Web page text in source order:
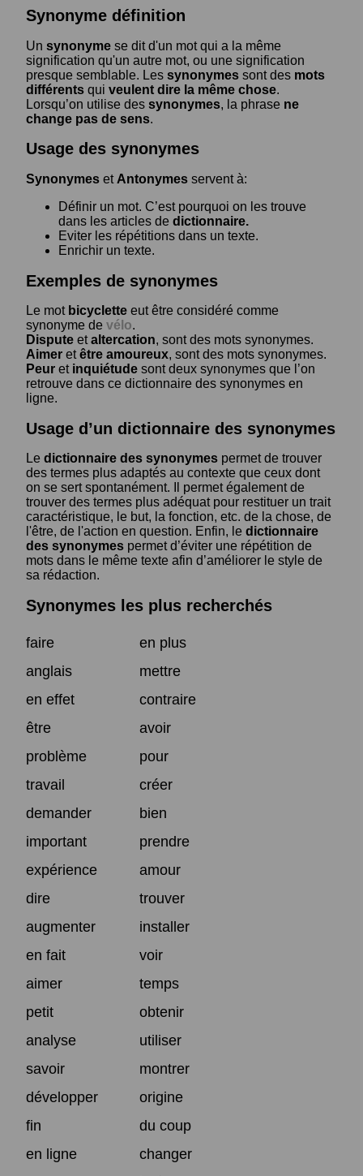
Synonyme définition
Un synonyme se dit d'un mot qui a la même
signification qu'un autre mot, ou une signification
presque semblable. Les synonymes sont des mots
différents qui veulent dire la même chose.
Lorsqu’on utilise des synonymes, la phrase ne
change pas de sens.
Usage des synonymes
Synonymes et Antonymes servent à:
Définir un mot. C’est pourquoi on les trouve
dans les articles de dictionnaire.
Eviter les répétitions dans un texte.
Enrichir un texte.
Exemples de synonymes
Le mot bicyclette eut être considéré comme
synonyme de vélo.
Dispute etaltercation, sont des mots synonymes.
Aimer etêtre amoureux, sont des mots synonymes.
Peur et inquiétude sont deux synonymes que l’on
retrouve dans ce dictionnaire des synonymes en
ligne.
Usage d’un dictionnaire des synonymes
Le dictionnaire des synonymes permet de trouver
des termes plus adaptés au contexte que ceux dont
on se sert spontanément. Il permet également de
trouver des termes plus adéquat pour restituer un trait
caractéristique, le but, la fonction, etc. de la chose, de
l'être, de l'action en question. Enfin, le dictionnaire
des synonymes permet d’éviter une répétition de
mots dans le même texte afin d’améliorer le style de
sa rédaction.
Synonymes les plus recherchés
faire
en plus
anglais
mettre
en effet
contraire
être
avoir
problème
pour
travail
créer
demander
bien
important
prendre
expérience
amour
dire
trouver
augmenter
installer
en fait
voir
aimer
temps
petit
obtenir
analyse
utiliser
savoir
montrer
développer
origine
fin
du coup
en ligne
changer